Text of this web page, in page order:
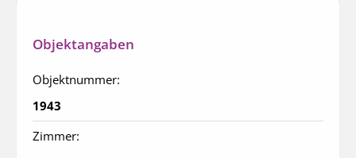
Objektangaben
Objektnummer:
1943
Zimmer: